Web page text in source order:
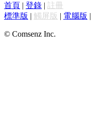
首頁 | 登錄 | 註冊
標準版 | 觸屏版 | 電腦版 |
© Comsenz Inc.